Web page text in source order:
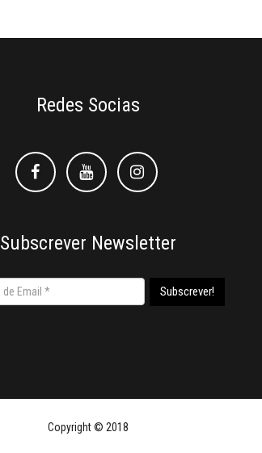
Redes Socias
FacebookFacebookInstagram
Subscrever Newsletter
Copyright © 2018